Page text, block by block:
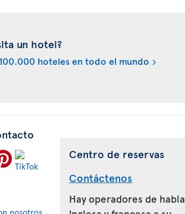
un hotel?
hoteles en todo el mundo
Centro de reservas
Contáctenos
Hay operadores de habla